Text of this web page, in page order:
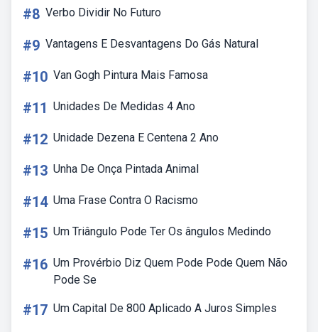
#8 Verbo Dividir No Futuro
#9 Vantagens E Desvantagens Do Gás Natural
#10 Van Gogh Pintura Mais Famosa
#11 Unidades De Medidas 4 Ano
#12 Unidade Dezena E Centena 2 Ano
#13 Unha De Onça Pintada Animal
#14 Uma Frase Contra O Racismo
#15 Um Triângulo Pode Ter Os ângulos Medindo
#16 Um Provérbio Diz Quem Pode Pode Quem Não
Pode Se
#17 Um Capital De 800 Aplicado A Juros Simples